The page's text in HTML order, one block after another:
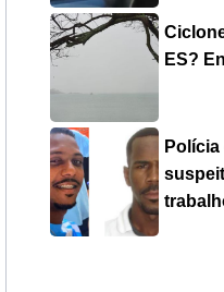
ES?